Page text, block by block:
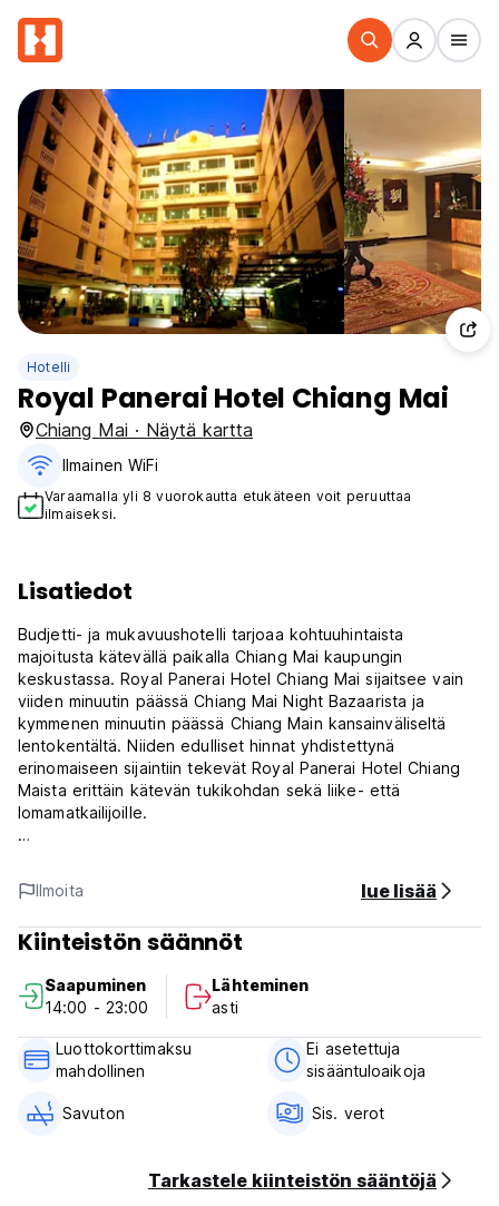
Hotelli
Royal Panerai Hotel Chiang Mai
Chiang Mai · Näytä kartta
Ilmainen WiFi
Varaamalla yli 8 vuorokautta etukäteen voit peruuttaa
ilmaiseksi.
Lisatiedot
Budjetti- ja mukavuushotelli tarjoaa kohtuuhintaista
majoitusta kätevällä paikalla Chiang Mai kaupungin
keskustassa. Royal Panerai Hotel Chiang Mai sijaitsee vain
viiden minuutin päässä Chiang Mai Night Bazaarista ja
kymmenen minuutin päässä Chiang Main kansainväliseltä
lentokentältä. Niiden edulliset hinnat yhdistettynä
erinomaiseen sijaintiin tekevät Royal Panerai Hotel Chiang
Maista erittäin kätevän tukikohdan sekä liike- että
lomamatkailijoille.
Maissa, jota johtaa Royal Peninsula -hotellin ammattitiimi.
Asiakkaalle saat erinomaista palvelua, siisteyttä ja
mukavuutta 135 huonevalikoimastamme.
1) Sisäänkirjautuminen klo 14.00 alkaen
2) Uloskirjautuminen ennen klo 12.00
3) Vastaanoton työaika: 24 tuntia
4) Maksu saapuessa: Käteinen ja luottokortti
5) Peruutus tai muutos tulee tehdä 3 päivää ennen
saapumista.
6) Aamiainen EI sisälly hintaan
tupakointialue (Auto-translated from original language)
Ilmoita lue lisää
Kiinteistön säännöt
Saapuminen
14:00 - 23:00
Lähteminen
asti
Luottokorttimaksu
mahdollinen
Ei asetettuja
sisääntuloaikoja
Savuton Sis. verot
Tarkastele kiinteistön sääntöjä